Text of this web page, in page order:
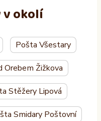
v okolí
Pošta Všestary
Orebem Žižkova
Stěžery Lipová
Smidary Poštovní